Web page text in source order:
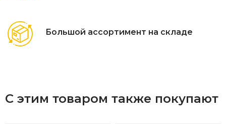
Большой ассортимент на складе
С этим товаром также покупают